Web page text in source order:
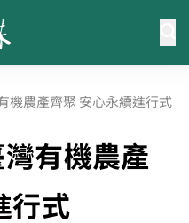
機農產齊聚 安心永續進行式
有機農產
式